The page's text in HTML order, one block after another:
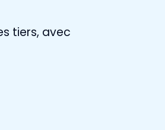
tiers, avec